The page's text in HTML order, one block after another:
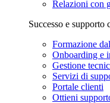
Relazioni con
Successo e supporto
Formazione
Onboarding e
Gestione
Servizi di
Portale clienti
Ottieni